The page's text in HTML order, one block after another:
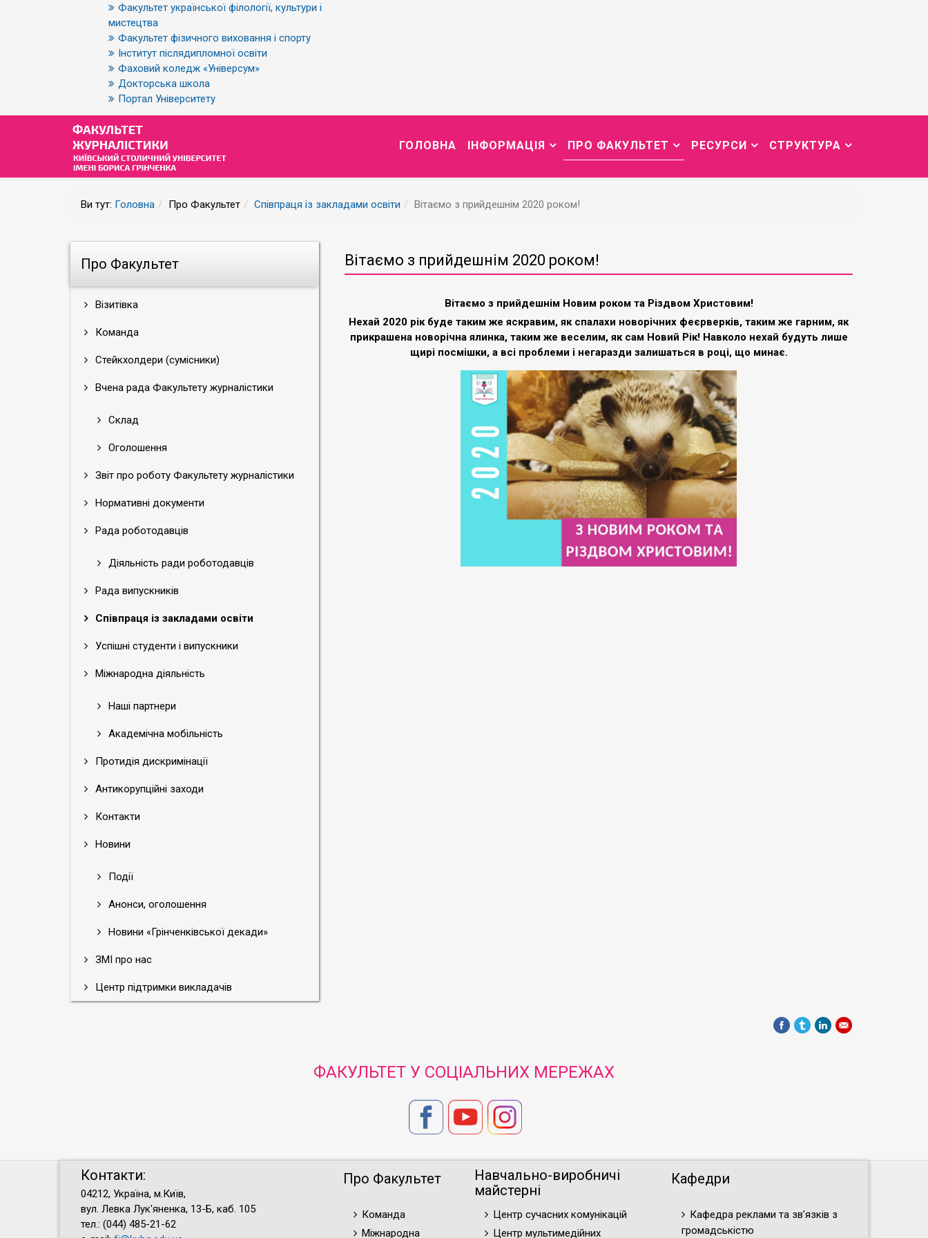
Факультет української філології, культури і
мистецтва
Факультет фізичного виховання і спорту
Інститут післядипломної освіти
Фаховий коледж «Універсум»
Докторська школа
Портал Університету
ГОЛОВНА ІНФОРМАЦІЯ ПРО ФАКУЛЬТЕТ РЕСУРСИ СТРУКТУРА
Ви тут: Головна Про Факультет Співпраця із закладами освіти Вітаємо з прийдешнім 2020 роком!
Про Факультет
Візитівка
Команда
Стейкхолдери (сумісники)
Вчена рада Факультету журналістики
Склад
Оголошення
Звіт про роботу Факультету журналістики
Нормативні документи
Рада роботодавців
Діяльність ради роботодавців
Рада випускників
Співпраця із закладами освіти
Успішні студенти і випускники
Міжнародна діяльність
Наші партнери
Академічна мобільність
Протидія дискримінації
Антикорупційні заходи
Контакти
Новини
Події
Анонси, оголошення
Новини «Грінченківської декади»
ЗМІ про нас
Центр підтримки викладачів
Вітаємо з прийдешнім 2020 роком!
Вітаємо з прийдешнім Новим роком та Різдвом Христовим!
Нехай 2020 рік буде таким же яскравим, як спалахи новорічних феєрверків, таким же гарним, як
прикрашена новорічна ялинка, таким же веселим, як сам Новий Рік! Навколо нехай будуть лише
щирі посмішки, а всі проблеми і негаразди залишаться в році, що минає.
ФАКУЛЬТЕТ У СОЦІАЛЬНИХ МЕРЕЖАХ
Контакти:
04212, Україна, м.Київ,
вул. Левка Лук'яненка, 13-Б, каб. 105
тел.: (044) 485-21-62
Про Факультет
Команда
Міжнародна
Навчально-виробничі
майстерні
Центр сучасних комунікацій
Центр мультимедійних
Кафедри
Кафедра реклами та зв’язків з
громадськістю